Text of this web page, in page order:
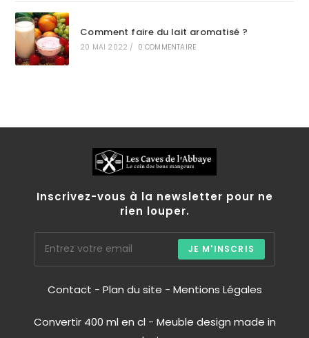
Comment faire du lait aromatisé ?
20 MAI 2022 / 0 COMMENTAIRE
Inscrivez-vous à la newsletter pour ne
rien louper.
JE M'INSCRIS
Contact - Plan du site - Mentions Légales
Convertir 400 ml en cl - Meuble design made in